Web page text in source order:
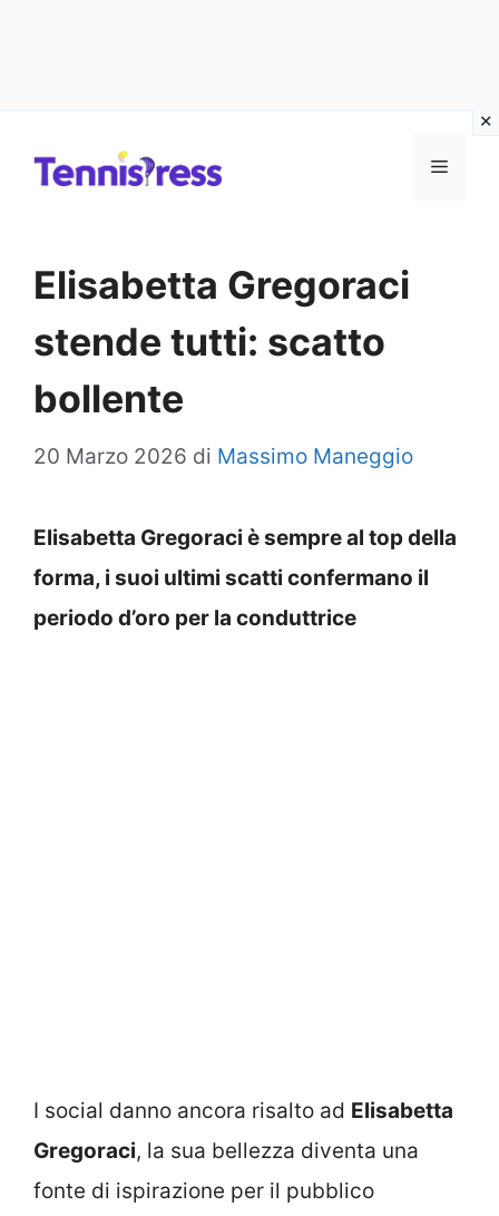
MENU
Elisabetta Gregoraci
stende tutti: scatto
bollente
20 Marzo 2026 di Massimo Maneggio
Elisabetta Gregoraci è sempre al top della
forma, i suoi ultimi scatti confermano il
periodo d’oro per la conduttrice
I social danno ancora risalto ad Elisabetta
Gregoraci, la sua bellezza diventa una
fonte di ispirazione per il pubblico